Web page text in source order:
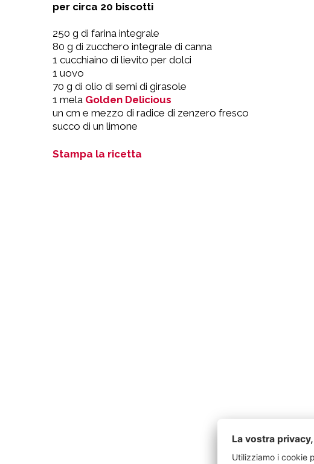
per circa 20 biscotti
250 g di farina integrale
80 g di zucchero integrale di canna
1 cucchiaino di lievito per dolci
1 uovo
70 g di olio di semi di girasole
1 mela Golden Delicious
un cm e mezzo di radice di zenzero fresco
succo di un limone
Stampa la ricetta